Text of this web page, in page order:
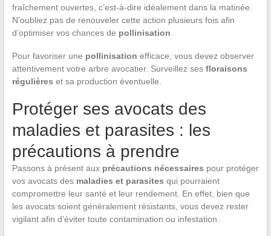
fraîchement ouvertes, c’est-à-dire idéalement dans la matinée.
N’oubliez pas de renouveler cette action plusieurs fois afin
d’optimiser vos chances de pollinisation
Pour favoriser une pollinisation efficace, vous devez observer
attentivement votre arbre avocatier. Surveillez ses floraisons
régulières et sa production éventuelle.
Protéger ses avocats des
maladies et parasites : les
précautions à prendre
Passons à présent aux précautions nécessaires pour protéger
vos avocats des maladies et parasites qui pourraient
compromettre leur santé et leur rendement. En effet, bien que
les avocats soient généralement résistants, vous devez rester
vigilant afin d’éviter toute contamination ou infestation.